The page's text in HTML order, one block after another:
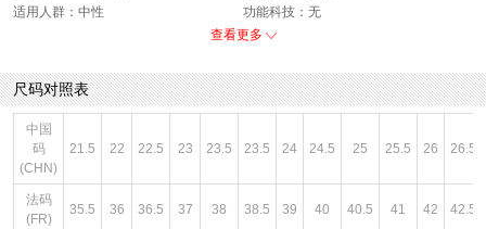
适用人群：中性
功能科技：无
性别：中性
色系：黑色
风格：休闲
闭合方式：系带
查看更多
尺码对照表
中国
码
(CHN)
21.5 22 22.5 23 23.5 23.5 24 24.5 25 25.5 26 26.5
法码
(FR)
35.5 36 36.5 37 38 38.5 39 40 40.5 41 42 42.5